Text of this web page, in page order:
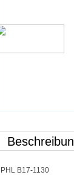
PHL B17-1130